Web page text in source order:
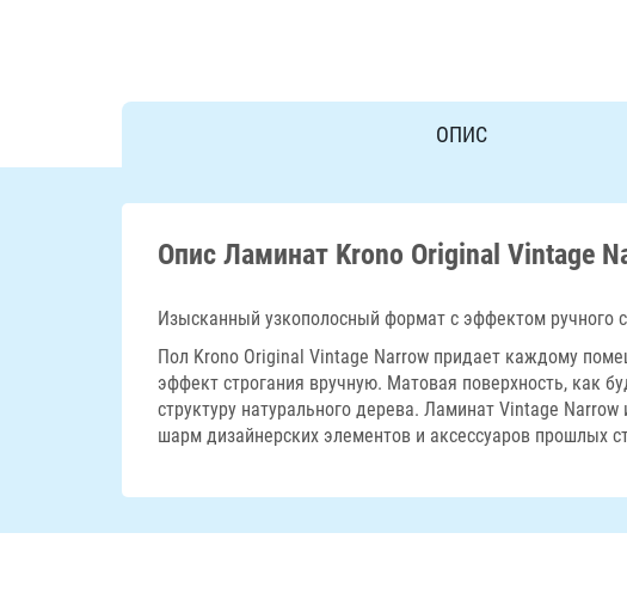
ОПИС
Опис Ламинат Krono Original Vintage
Изысканный узкополосный формат с эффектом ручного
Пол Krono Original Vintage Narrow придает каждому
эффект строгания вручную. Матовая поверхность, как
структуру натурального дерева. Ламинат Vintage
шарм дизайнерских элементов и аксессуаров прошлых